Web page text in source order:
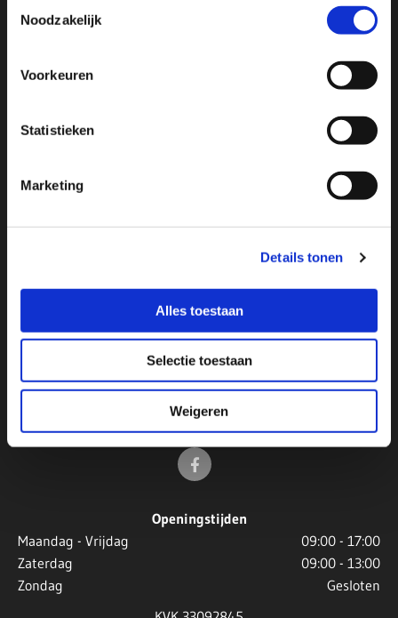
Noodzakelijk
Voorkeuren
Statistieken
Marketing
Details tonen
Alles toestaan
Selectie toestaan
Weigeren
Autosloperij De Amstel/ M.F. Heijsteeg
Contactgegevens:
020 - 643 14 44
 06 - 29 06 47 60
020 643 14 44
autosloperijdeamstel@telfort.nl
Openingstijden
Maandag - Vrijdag
09:00 - 17:00
Zaterdag
09:00 - 13:00
Zondag
Gesloten